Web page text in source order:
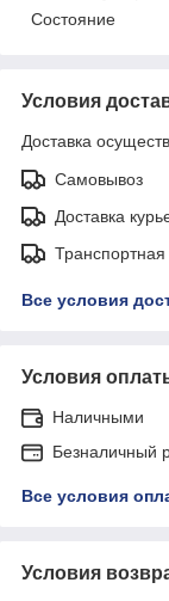
Состояние
Условия
Доставка
Самовывоз
Доставка
Все условия
Условия
Наличными
Безналичный
Все условия
Условия